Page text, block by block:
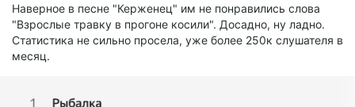
Наверное в песне "Керженец" им не понравились слова
"Взрослые травку в прогоне косили". Досадно, ну ладно.
Статистика не сильно просела, уже более 250к слушателя в
месяц.